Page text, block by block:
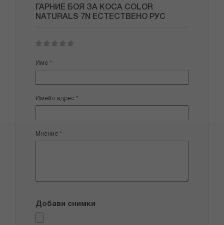
ГАРНИЕ БОЯ ЗА КОСА COLOR
NATURALS 7N ЕСТЕСТВЕНО РУС
star
stars
stars
stars
stars
Име
Имейл адрес
Мнение
Добави снимки